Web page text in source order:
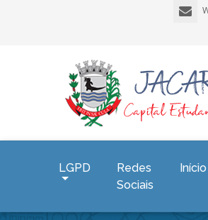
LGPD
Redes
Sociais
Início